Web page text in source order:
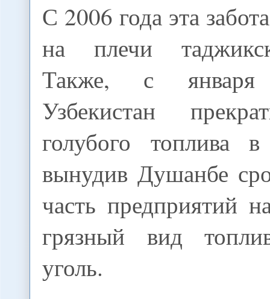
С 2006 года эта
на плечи
Также, с января
Узбекистан
голубого топлива
вынудив Душанбе
часть предприятий
грязный вид
уголь.